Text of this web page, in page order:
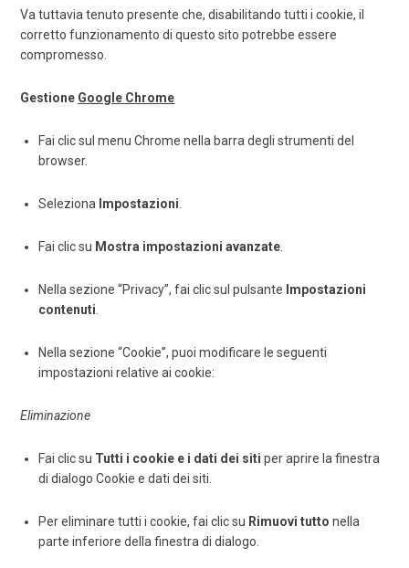
Va tuttavia tenuto presente che, disabilitando tutti i cookie, il
corretto funzionamento di questo sito potrebbe essere
compromesso.
Gestione Google Chrome
Fai clic sul menu Chrome nella barra degli strumenti del
browser.
Seleziona Impostazioni
Fai clic su Mostra impostazioni avanzate
Nella sezione “Privacy”, fai clic sul pulsante Impostazioni
contenuti
Nella sezione “Cookie”, puoi modificare le seguenti
impostazioni relative ai cookie:
Eliminazione
Fai clic su Tutti i cookie e i dati dei siti per aprire la finestra
di dialogo Cookie e dati dei siti.
Per eliminare tutti i cookie, fai clic su Rimuovi tutto nella
parte inferiore della finestra di dialogo.